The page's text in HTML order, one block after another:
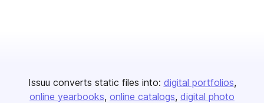
Issuu converts static files into: digital portfolios
online yearbooks online catalogs digital photo